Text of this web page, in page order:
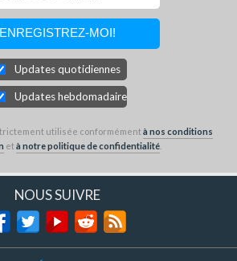
Updates quotidiennes
Updates hebdomadaires
utilisée conformémentà nos conditions
età notre politique de confidentialité.
NOUS SUIVRE